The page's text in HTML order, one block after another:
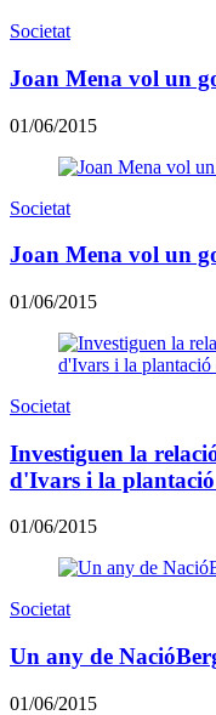
Societat
Joan Mena vol un
01/06/2015
Societat
Joan Mena vol un
01/06/2015
Societat
Investiguen la
d'Ivars i la
01/06/2015
Societat
Un any de
01/06/2015